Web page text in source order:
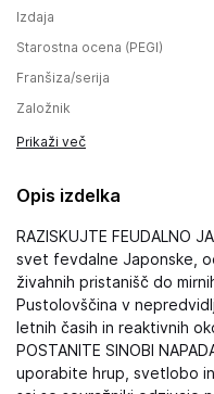
Izdaja
Starostna ocena (PEGI)
Franšiza/serija
Založnik
Prikaži več
Opis izdelka
RAZISKUJTE FEUDALNO
svet fevdalne Japonske,
živahnih pristanišč do
Pustolovščina v
letnih časih in reaktivnih
POSTANITE SINOBI
uporabite hrup, svetlobo